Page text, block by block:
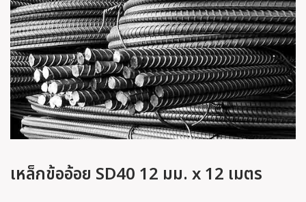
เหล็กข้ออ้อย SD40 12 มม. x 12 เมตร